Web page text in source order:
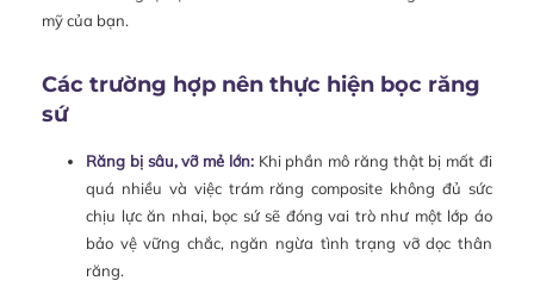
mỹ của bạn.
Các trường hợp nên thực hiện bọc răng
sứ
Răng bị sâu, vỡ mẻ lớn:Khi phần mô răng thật bị mất đi
quá nhiều và việc trám răng composite không đủ sức
chịu lực ăn nhai, bọc sứ sẽ đóng vai trò như một lớp áo
bảo vệ vững chắc, ngăn ngừa tình trạng vỡ dọc thân
răng.